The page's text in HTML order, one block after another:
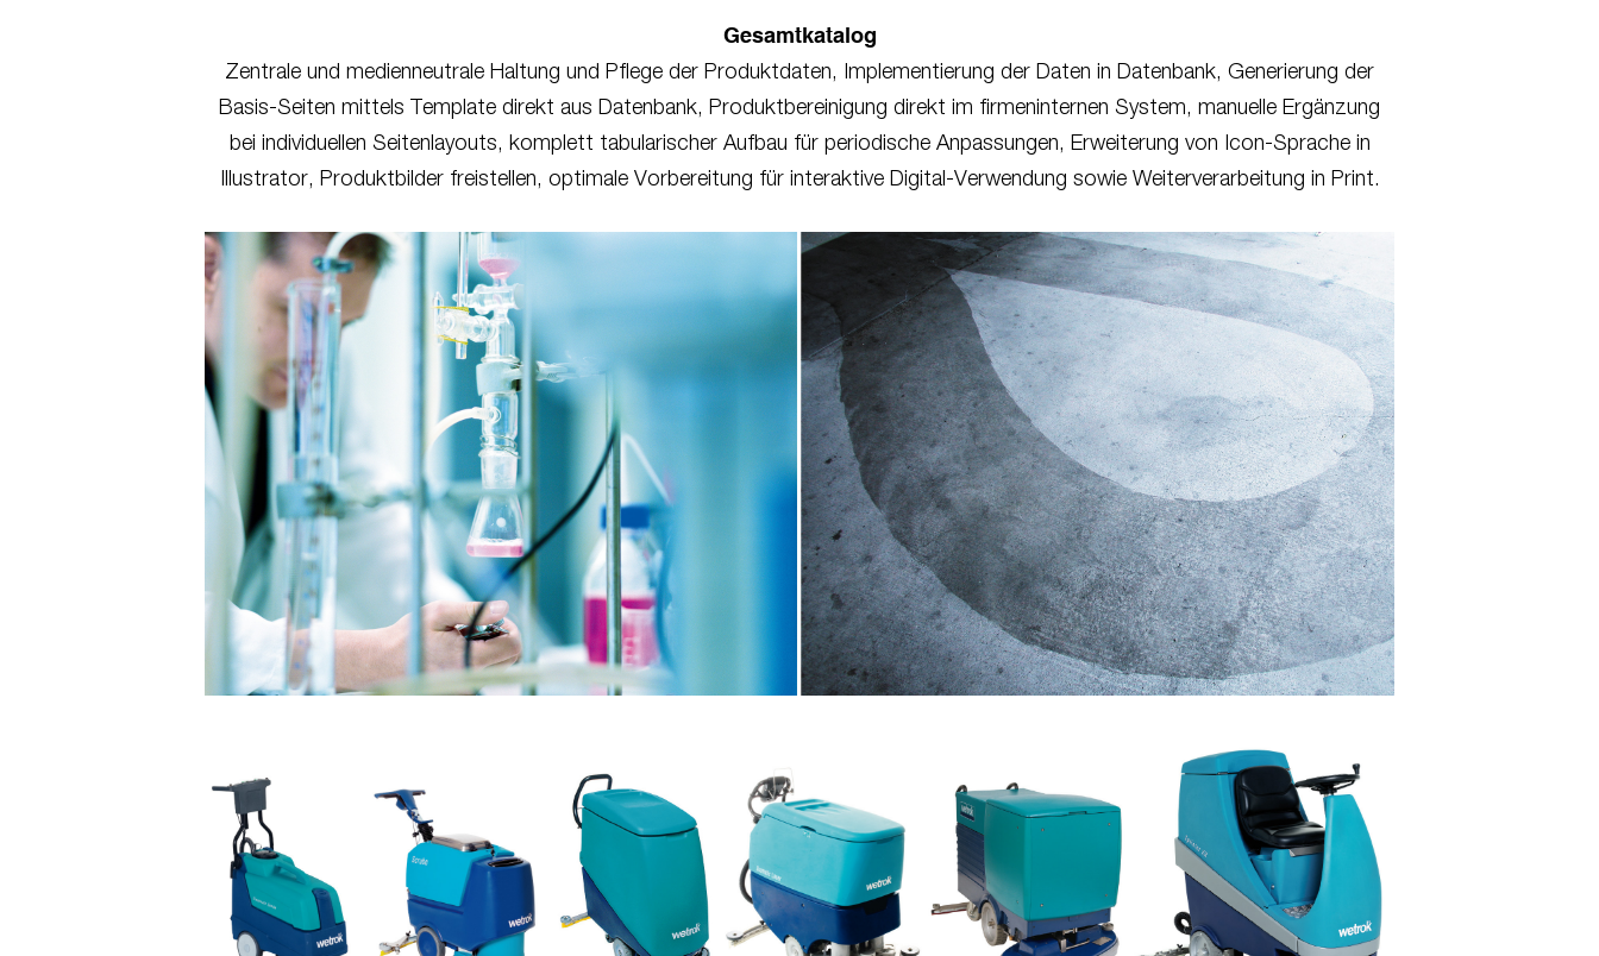
Gesamtkatalog
Zentrale und medienneutrale Haltung und Pflege der Produktdaten, Implementierung der Daten in Datenbank, Generierung der
Basis-Seiten mittels Template direkt aus Datenbank, Produktbereinigung direkt im firmeninternen System, manuelle Ergänzung
bei individuellen Seitenlayouts, komplett tabularischer Aufbau für periodische Anpassungen, Erweiterung von Icon-Sprache in
Illustrator, Produktbilder freistellen, optimale Vorbereitung für interaktive Digital-Verwendung sowie Weiterverarbeitung in Print.